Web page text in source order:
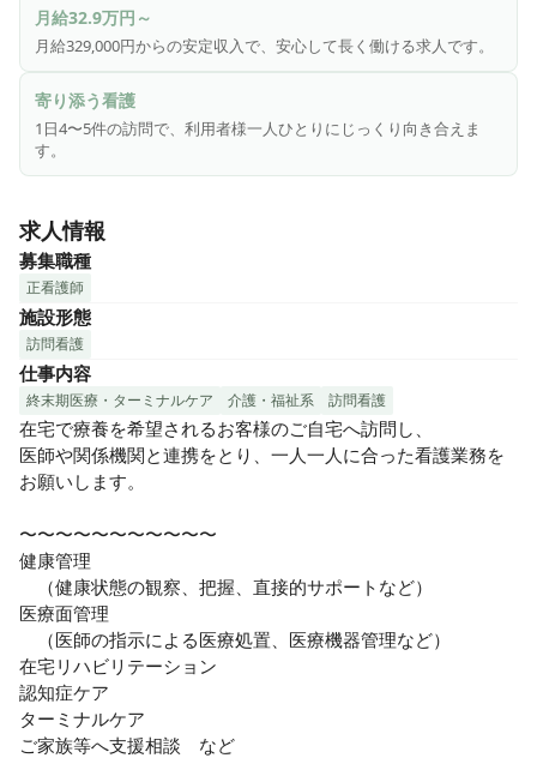
「命を守る」
「生活を守る」
ためにお客様のために出来ることを模索し合いさまざまな意
見が飛び交っています
お客様一人ひとりが「生きててよかった！」
と生き甲斐が持てるようなサービスをつくっていきません
か？
スタッフ一同、あなたのご応募をお待ちしています
月給32.9万円～
月給329,000円からの安定収入で、安心して長く働ける求人です。
寄り添う看護
1日4〜5件の訪問で、利用者様一人ひとりにじっくり向き合えま
す。
求人情報
募集職種
正看護師
施設形態
訪問看護
仕事内容
終末期医療・ターミナルケア 介護・福祉系 訪問看護
在宅で療養を希望されるお客様のご自宅へ訪問し、
医師や関係機関と連携をとり、一人一人に合った看護業務を
お願いします。
〜〜〜〜〜〜〜〜〜〜〜
健康管理
（健康状態の観察、把握、直接的サポートなど）
医療面管理
（医師の指示による医療処置、医療機器管理など）
在宅リハビリテーション
認知症ケア
ターミナルケア
ご家族等へ支援相談　など